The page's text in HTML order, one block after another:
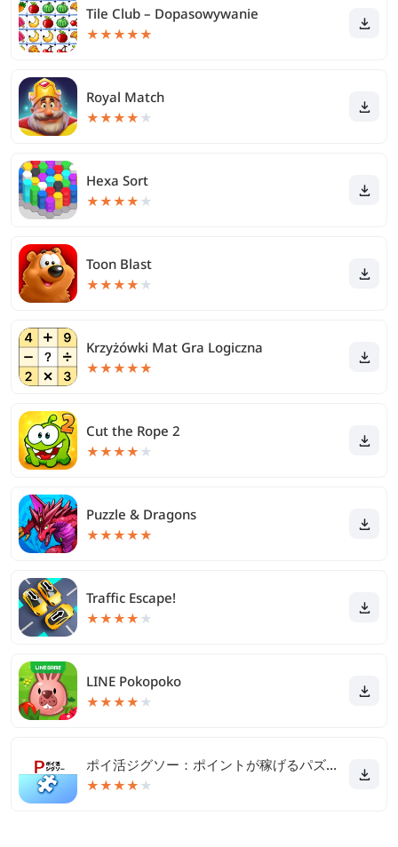
Tile Club – Dopasowywanie
★★★★★
Royal Match
★★★★ ★
Hexa Sort
★★★★ ★
Toon Blast
★★★★ ★
Krzyżówki Mat Gra Logiczna
★★★★★
Cut the Rope 2
★★★★ ★
Puzzle & Dragons
★★★★★
Traffic Escape!
★★★★ ★
LINE Pokopoko
★★★★ ★
ポイ活ジグソー：ポイントが稼げるパズルゲーム
★★★★ ★